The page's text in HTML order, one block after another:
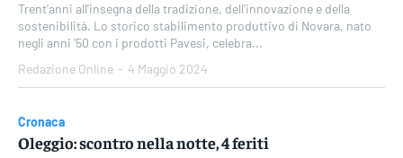
Trent'anni all'insegna della tradizione, dell'innovazione e della
sostenibilità. Lo storico stabilimento produttivo di Novara, nato
negli anni '50 con i prodotti Pavesi, celebra...
Redazione Online - 4 Maggio 2024
Cronaca
Oleggio: scontro nella notte, 4 feriti